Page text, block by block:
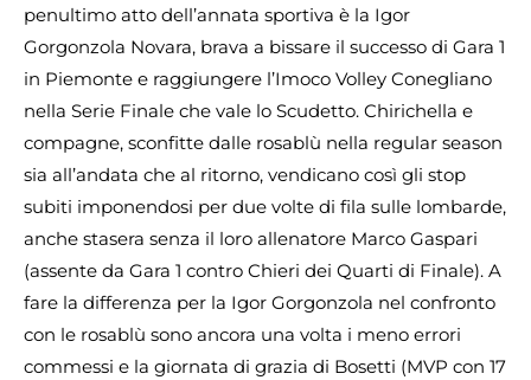
penultimo atto dell’annata sportiva è la Igor
Gorgonzola Novara, brava a bissare il successo di Gara 1
in Piemonte e raggiungere l’Imoco Volley Conegliano
nella Serie Finale che vale lo Scudetto. Chirichella e
compagne, sconfitte dalle rosablù nella regular season
sia all’andata che al ritorno, vendicano così gli stop
subiti imponendosi per due volte di fila sulle lombarde,
anche stasera senza il loro allenatore Marco Gaspari
(assente da Gara 1 contro Chieri dei Quarti di Finale). A
fare la differenza per la Igor Gorgonzola nel confronto
con le rosablù sono ancora una volta i meno errori
commessi e la giornata di grazia di Bosetti (MVP con 17